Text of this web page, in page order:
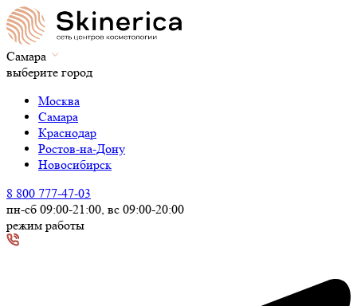
Самара
выберите город
Москва
Самара
Краснодар
Ростов-на-Дону
Новосибирск
8 800 777-47-03
пн-сб 09:00-21:00, вс 09:00-20:00
режим работы